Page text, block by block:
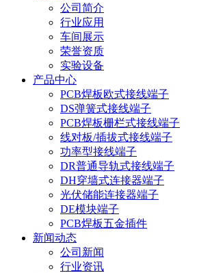
公司简介
行业应用
车间展示
荣誉资质
实验设备
产品中心
PCB焊板欧式接线端子
DS弹簧式接线端子
PCB焊板栅栏式接线端子
线对板/插拔式接线端子
功率型接线端子
DR普通导轨式接线端子
DH穿墙式连接器端子
光伏储能连接器端子
DE模块端子
PCB焊板五金插件
新闻动态
公司新闻
行业资讯